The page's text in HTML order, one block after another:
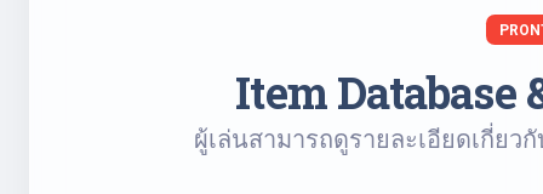
Item Database
ผู้เล่นสามารถดูรายละเอียดเกี่ย